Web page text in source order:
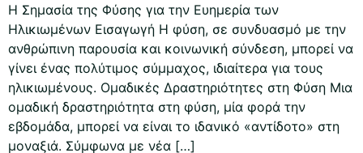
Η Σημασία της Φύσης για την Ευημερία των
Ηλικιωμένων Εισαγωγή Η φύση, σε συνδυασμό με την
ανθρώπινη παρουσία και κοινωνική σύνδεση, μπορεί να
γίνει ένας πολύτιμος σύμμαχος, ιδιαίτερα για τους
ηλικιωμένους. Ομαδικές Δραστηριότητες στη Φύση Μια
ομαδική δραστηριότητα στη φύση, μία φορά την
εβδομάδα, μπορεί να είναι το ιδανικό «αντίδοτο» στη
μοναξιά. Σύμφωνα με νέα […]